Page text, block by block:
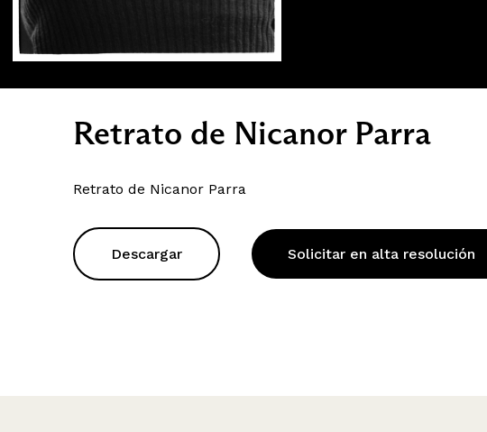
Retrato de Nicanor Parra
Retrato de Nicanor Parra
Descargar Solicitar en alta resolución